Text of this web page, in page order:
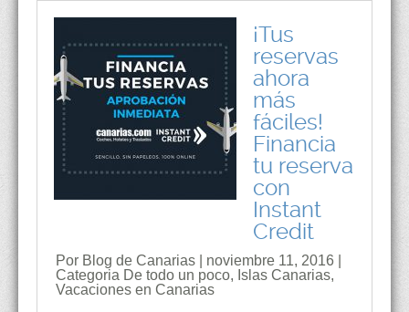
¡Tus
reservas
ahora
más
fáciles!
Financia
tu reserva
con
Instant
Credit
Por Blog de Canarias | noviembre 11, 2016 |
Categoria De todo un poco, Islas Canarias,
Vacaciones en Canarias